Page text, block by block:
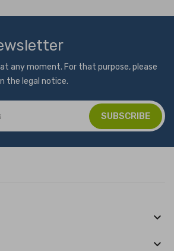
any moment. For that purpose, please
the legal notice.
keyboard_arrow_down
keyboard_arrow_down